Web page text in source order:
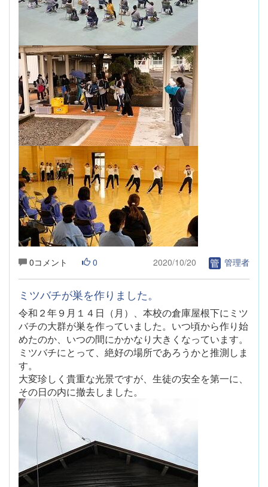
0コメント 0 2020/10/20 管理者
ミツバチが巣を作りました。
令和２年９月１４日（月）、本校の倉庫屋根下にミツ
バチの大群が巣を作っていました。いつ頃から作り始
めたのか、いつの間にかかなり大きくなっています。
ミツバチにとって、絶好の場所であろうかと推測しま
す。
大変珍しく貴重な光景ですが、生徒の安全を第一に、
その日の内に撤去しました。